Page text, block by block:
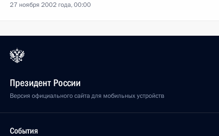
27 ноября 2002 года, 00:00
Президент России
Версия официального сайта для мобильных устройств
События